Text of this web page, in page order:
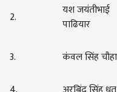
2.
यश जयंतीभाई
पाढियार
3.
कंवल सिंह